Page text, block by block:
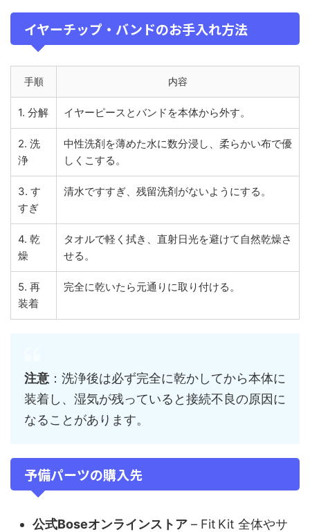
イヤーチップ・バンドのお手入れ方法
手順 内容
1. 分解 イヤーピースとバンドを本体から外す。
2. 洗
浄
中性洗剤を薄めた水に数分浸し、柔らかい布で優
しくこする。
3. す
すぎ
清水ですすぎ、残留洗剤がないようにする。
4. 乾
燥
タオルで軽く拭き、直射日光を避けて自然乾燥さ
せる。
5. 再
装着
完全に乾いたら元通りに取り付ける。
注意 ：洗浄後は必ず完全に乾かしてから本体に
装着し、湿気が残っていると接続不良の原因に
なることがあります。
予備パーツの購入先
公式Boseオンラインストア – Fit Kit 全体やサ